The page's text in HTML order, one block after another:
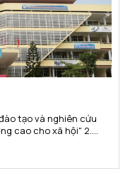
tạo và nghiên cứu
cao cho xã hội" 2.
lượng khu vực Châu
sản...